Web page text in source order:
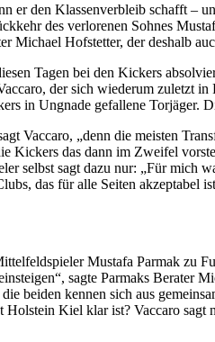
den Klassenverbleib schafft –
des verlorenen Sohnes
Michael Hofstetter, der deshalb
Tagen bei den Kickers
der sich wiederum zuletzt
in Ungnade gefallene
Vaccaro, „denn die meisten
das dann im Zweifel
selbst sagt dazu nur: „Für mich
das für alle Seiten akzeptabel
Mustafa Parmak zu
sagte Parmaks Berater
beiden kennen sich aus
Kiel klar ist? Vaccaro